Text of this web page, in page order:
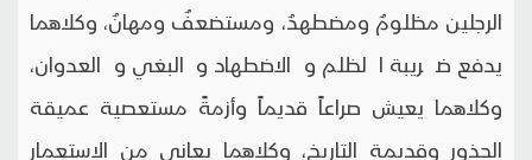
الرجلين مظلومٌ ومضطهدٌ، ومستضعفٌ ومهانٌ، وكلاهما
يدفع ضريبة الظلم والاضطهاد والبغي والعدوان،
وكلاهما يعيش صراعاً قديماً وأزمةً مستعصية عميقة
الجذور وقديمة التاريخ، وكلاهما يعاني من الاستعمار